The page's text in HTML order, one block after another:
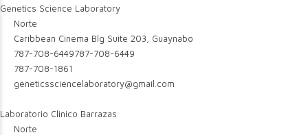
Genetics Science Laboratory
Norte
Caribbean Cinema Blg Suite 203, Guaynabo
787-708-6449787-708-6449
787-708-1861
geneticssciencelaboratory@gmail.com
Laboratorio Clinico Barrazas
Norte